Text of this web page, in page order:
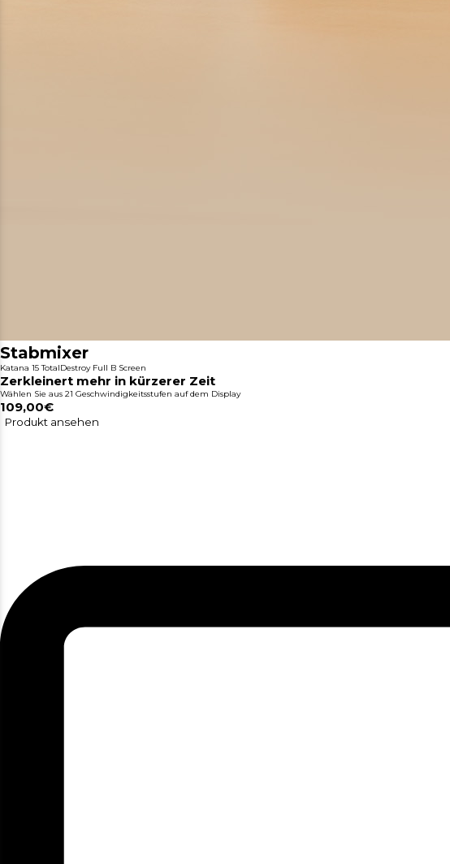
Stabmixer
Katana 15 TotalDestroy Full B Screen
Zerkleinert mehr in kürzerer Zeit
Wählen Sie aus 21 Geschwindigkeitsstufen auf dem Display
109,00€
Produkt ansehen